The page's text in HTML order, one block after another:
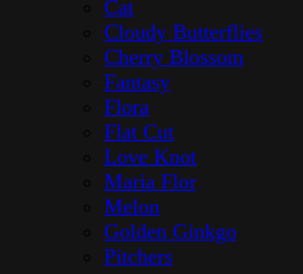
Cat
Cloudy Butterflies
Cherry Blossom
Fantasy
Flora
Flat Cut
Love Knot
Maria Flor
Melon
Golden Ginkgo
Pitchers